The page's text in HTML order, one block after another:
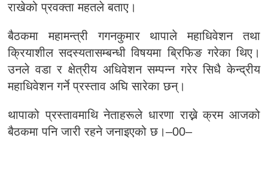
राखेको प्रवक्ता महतले बताए।
बैठकमा महामन्त्री गगनकुमार थापाले महाधिवेशन तथा
क्रियाशील सदस्यतासम्बन्धी विषयमा ब्रिफिङ गरेका थिए।
उनले वडा र क्षेत्रीय अधिवेशन सम्पन्न गरेर सिधै केन्द्रीय
महाधिवेशन गर्ने प्रस्ताव अघि सारेका छन्।
थापाको प्रस्तावमाथि नेताहरूले धारणा राख्ने क्रम आजको
बैठकमा पनि जारी रहने जनाइएको छ।–00–